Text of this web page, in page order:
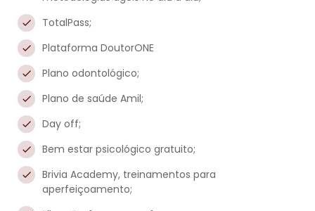
TotalPass;
Plataforma DoutorONE
Plano odontológico;
Plano de saúde Amil;
Day off;
Bem estar psicológico gratuito;
Brivia Academy, treinamentos para
aperfeiçoamento;